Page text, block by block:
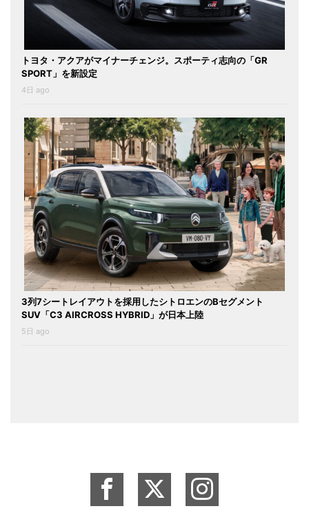
トヨタ・アクアがマイナーチェンジ。スポーティ志向の「GR
SPORT」を新設定
4日 ago
3列7シートレイアウトを採用したシトロエンのBセグメント
SUV「C3 AIRCROSS HYBRID」が日本上陸
5日 ago